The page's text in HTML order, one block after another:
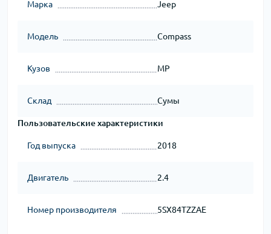
Марка Jeep
Модель Compass
Кузов MP
Склад Сумы
Пользовательские характеристики
Год выпуска 2018
Двигатель 2.4
Номер производителя 5SX84TZZAE